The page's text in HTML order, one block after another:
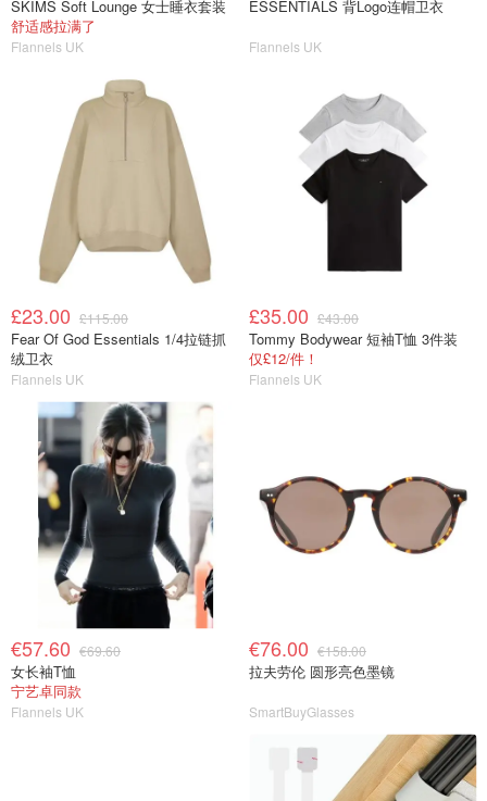
SKIMS Soft Lounge 女士睡衣套装
舒适感拉满了
Flannels UK
ESSENTIALS 背Logo连帽卫衣
Flannels UK
£23.00 £115.00
Fear Of God Essentials 1/4拉链抓
绒卫衣
Flannels UK
£35.00 £43.00
Tommy Bodywear 短袖T恤 3件装
仅£12/件！
Flannels UK
€57.60 €69.60
女长袖T恤
宁艺卓同款
Flannels UK
€76.00 €158.00
拉夫劳伦 圆形亮色墨镜
SmartBuyGlasses